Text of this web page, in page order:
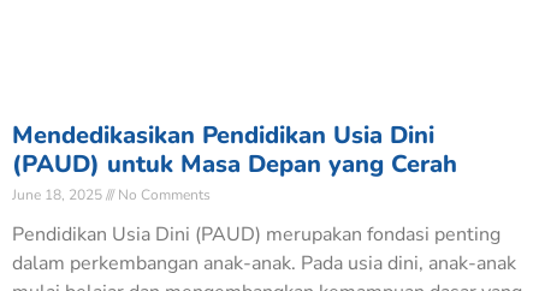
Mendedikasikan Pendidikan Usia Dini
(PAUD) untuk Masa Depan yang Cerah
June 18, 2025 No Comments
Pendidikan Usia Dini (PAUD) merupakan fondasi penting
dalam perkembangan anak-anak. Pada usia dini, anak-anak